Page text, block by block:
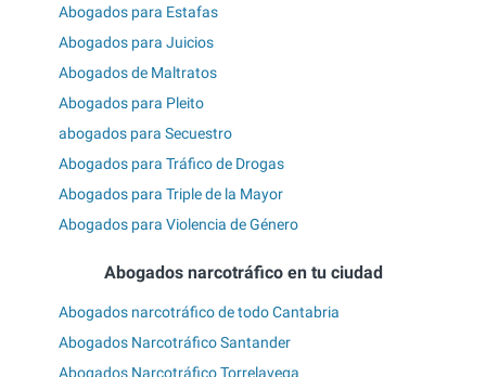
Abogados para Estafas
Abogados para Juicios
Abogados de Maltratos
Abogados para Pleito
abogados para Secuestro
Abogados para Tráfico de Drogas
Abogados para Triple de la Mayor
Abogados para Violencia de Género
Abogados narcotráfico en tu ciudad
Abogados narcotráfico de todo Cantabria
Abogados Narcotráfico Santander
Abogados Narcotráfico Torrelavega